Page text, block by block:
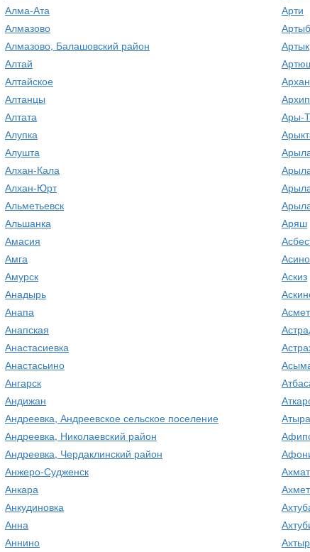
Алма-Ата
Алмазово
Алмазово, Балашовский район
Алтай
Алтайское
Алтанцы
Алтата
Алупка
Алушта
Алхан-Кала
Алхан-Юрт
Альметьевск
Альшанка
Амасия
Амга
Амурск
Анадырь
Анапа
Анапская
Анастасиевка
Анастасьино
Ангарск
Андижан
Андреевка, Андреевское сельское поселение
Андреевка, Николаевский район
Андреевка, Чердаклинский район
Анжеро-Судженск
Анкара
Анкудиновка
Анна
Аннино
Арти
Артык
Ары-
Аряш
Асино
Аскиз
Ахмат